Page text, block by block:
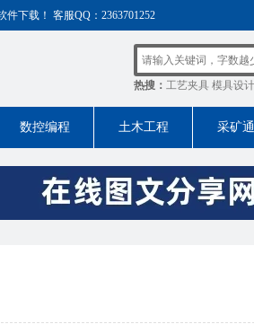
下载！ 客服QQ：2363701252
热搜： 工艺夹具 模具设计
数控编程 土木工程 采矿